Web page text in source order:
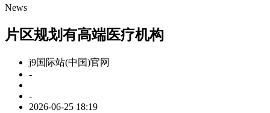
News
片区规划有高端医疗机构
j9国际站(中国)官网
-
-
2026-06-25 18:19